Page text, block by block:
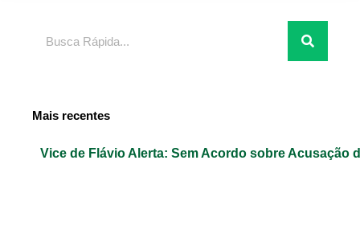
Mais recentes
Vice de Flávio Alerta: Sem Acordo sobre Acusação